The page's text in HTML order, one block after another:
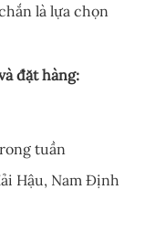
là lựa chọn
đặt hàng:
tuần
Hậu, Nam Định